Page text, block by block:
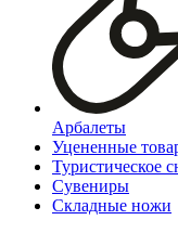
Арбалеты
Уцененные
Туристическое
Сувениры
Складные ножи